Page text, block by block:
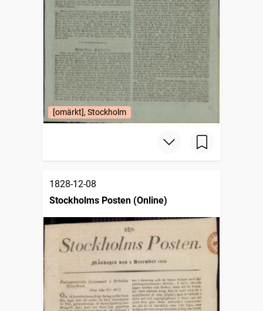
[omärkt], Stockholm
1828-12-08
Stockholms Posten (Online)